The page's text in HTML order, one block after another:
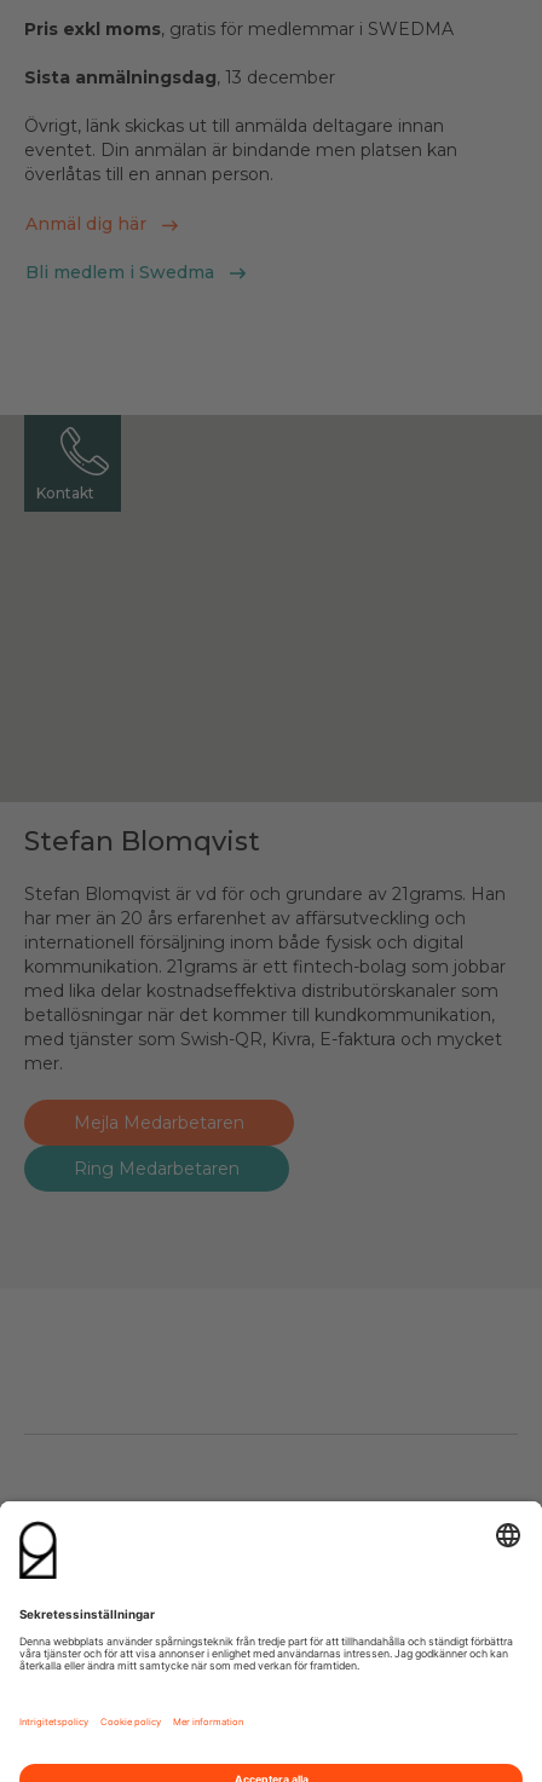
Pris exkl moms, gratis för medlemmar i SWEDMA
Sista anmälningsdag, 13 december
Övrigt, länk skickas ut till anmälda deltagare innan
eventet. Din anmälan är bindande men platsen kan
överlåtas till en annan person.
Anmäl dig här
Bli medlem i Swedma
Kontakt
Stefan Blomqvist
Stefan Blomqvist är vd för och grundare av 21grams. Han
har mer än 20 års erfarenhet av affärsutveckling och
internationell försäljning inom både fysisk och digital
kommunikation. 21grams är ett fintech-bolag som jobbar
med lika delar kostnadseffektiva distributörskanaler som
betallösningar när det kommer till kundkommunikation,
med tjänster som Swish-QR, Kivra, E-faktura och mycket
mer.
Mejla Medarbetaren
Ring Medarbetaren
120 31 Stockholm
+46 8 600 37 21